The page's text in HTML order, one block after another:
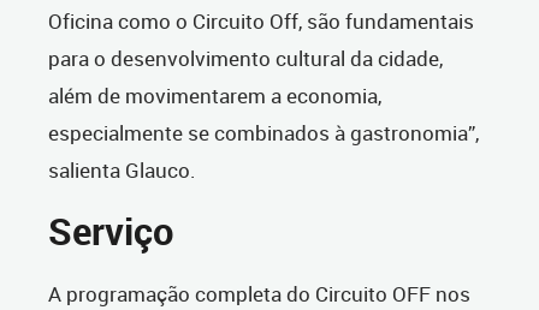
Oficina como o Circuito Off, são fundamentais
para o desenvolvimento cultural da cidade,
além de movimentarem a economia,
especialmente se combinados à gastronomia”,
salienta Glauco.
Serviço
A programação completa do Circuito OFF nos